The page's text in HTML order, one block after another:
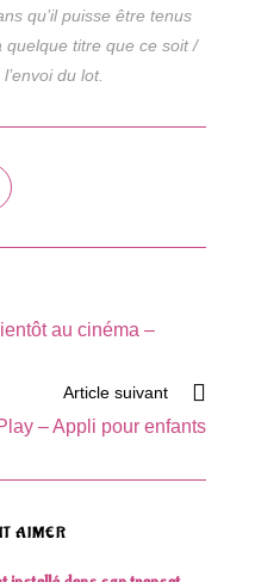
qu’il puisse être tenus
titre que ce soit /
du lot.
au cinéma –
Article suivant
– Appli pour enfants
AIMER